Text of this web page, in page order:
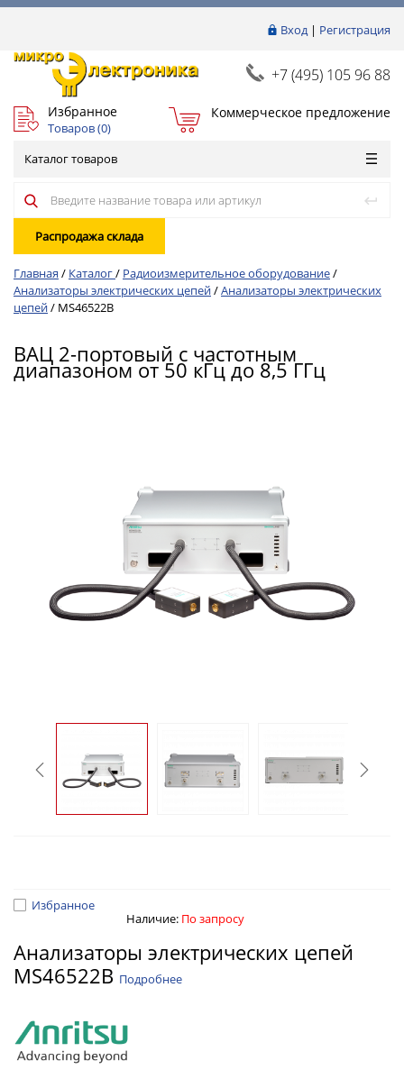
Вход| Регистрация
+7 (495) 105 96 88
Избранное
Товаров (0)
Коммерческое предложение
Каталог товаров
Распродажа склада
Главная / Каталог/ Радиоизмерительное оборудование/
Анализаторы электрических цепей/Анализаторы электрических
цепей/ MS46522B
ВАЦ 2-портовый с частотным
диапазоном от 50 кГц до 8,5 ГГц
Избранное
Наличие: По запросу
Анализаторы электрических цепей
MS46522B Подробнее